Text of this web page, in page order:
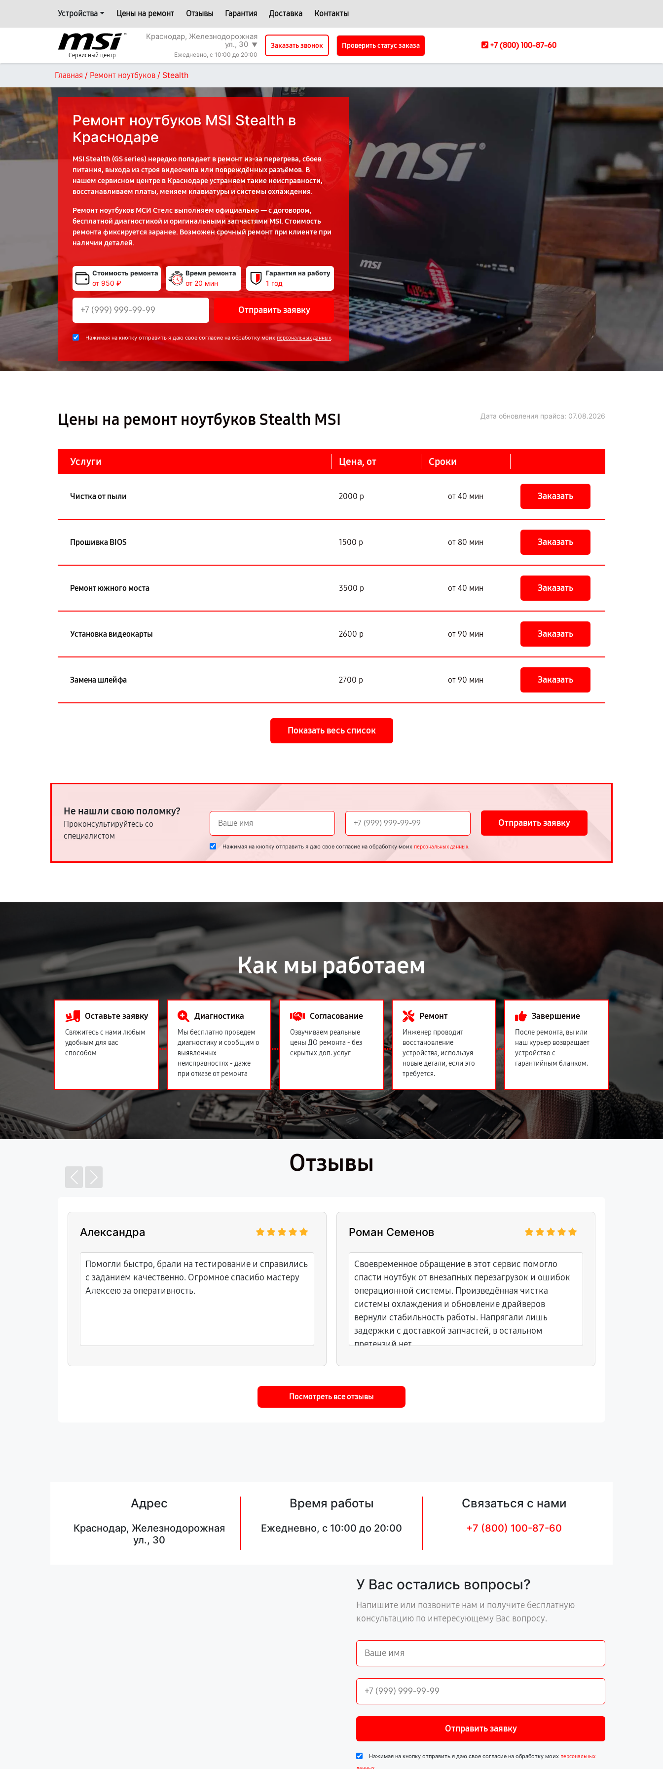
Устройства Цены на ремонт Отзывы Гарантия Доставка Контакты
Сервисный центр
Краснодар, Железнодорожная
ул., 30 ▼
Ежедневно, с 10:00 до 20:00
Заказать звонок Проверить статус заказа +7 (800) 100-87-60
Главная / Ремонт ноутбуков / Stealth
Ремонт ноутбуков MSI Stealth в
Краснодаре
MSI Stealth (GS series) нередко попадает в ремонт из-за перегрева, сбоев
питания, выхода из строя видеочипа или повреждённых разъёмов. В
нашем сервисном центре в Краснодаре устраняем такие неисправности,
восстанавливаем платы, меняем клавиатуры и системы охлаждения.
Ремонт ноутбуков МСИ Стелс выполняем официально — с договором,
бесплатной диагностикой и оригинальными запчастями MSI. Стоимость
ремонта фиксируется заранее. Возможен срочный ремонт при клиенте при
наличии деталей.
Стоимость ремонта
от 950 ₽
Время ремонта
от 20 мин
Гарантия на работу
1 год
Отправить заявку
Нажимая на кнопку отправить я даю свое согласие на обработку моих персональных данных.
Цены на ремонт ноутбуков Stealth MSI Дата обновления прайса: 07.08.2026
Услуги Цена, от Сроки
Чистка от пыли 2000 р от 40 мин Заказать
Прошивка BIOS 1500 р от 80 мин Заказать
Ремонт южного моста 3500 р от 40 мин Заказать
Установка видеокарты 2600 р от 90 мин Заказать
Замена шлейфа 2700 р от 90 мин Заказать
Показать весь список
Не нашли свою поломку?
Проконсультируйтесь со
специалистом
Отправить заявку
Нажимая на кнопку отправить я даю свое согласие на обработку моих персональных данных.
Как мы работаем
Оставьте заявку
Свяжитесь с нами любым
удобным для вас
способом
Диагностика
Мы бесплатно проведем
диагностику и сообщим о
выявленных
неисправностях - даже
при отказе от ремонта
Согласование
Озвучиваем реальные
цены ДО ремонта - без
скрытых доп. услуг
Ремонт
Инженер проводит
восстановление
устройства, используя
новые детали, если это
требуется.
Завершение
После ремонта, вы или
наш курьер возвращает
устройство с
гарантийным бланком.
Отзывы
Александра
Помогли быстро, брали на тестирование и справились
с заданием качественно. Огромное спасибо мастеру
Алексею за оперативность.
Роман Семенов
Своевременное обращение в этот сервис помогло
спасти ноутбук от внезапных перезагрузок и ошибок
операционной системы. Произведённая чистка
системы охлаждения и обновление драйверов
вернули стабильность работы. Напрягали лишь
задержки с доставкой запчастей, в остальном
претензий нет.
Посмотреть все отзывы
Адрес
Краснодар, Железнодорожная
ул., 30
Время работы
Ежедневно, с 10:00 до 20:00
Связаться с нами
+7 (800) 100-87-60
У Вас остались вопросы?
Напишите или позвоните нам и получите бесплатную
консультацию по интересующему Вас вопросу.
Отправить заявку
Нажимая на кнопку отправить я даю свое согласие на обработку моих персональных